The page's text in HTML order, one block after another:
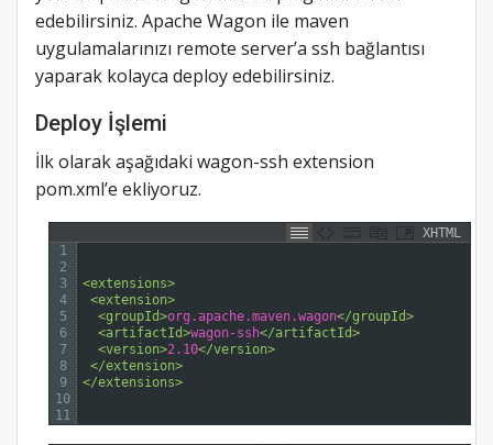
edebilirsiniz. Apache Wagon ile maven
uygulamalarınızı remote server’a ssh bağlantısı
yaparak kolayca deploy edebilirsiniz.
Deploy İşlemi
İlk olarak aşağıdaki wagon-ssh extension
pom.xml’e ekliyoruz.
XHTML
1
2
3
4
5
6
7
8
9
10
11
<extensions>
<extension>
<groupId>org.apache.maven.wagon</groupId>
<artifactId>wagon-ssh</artifactId>
<version>2.10</version>
</extension>
</extensions>